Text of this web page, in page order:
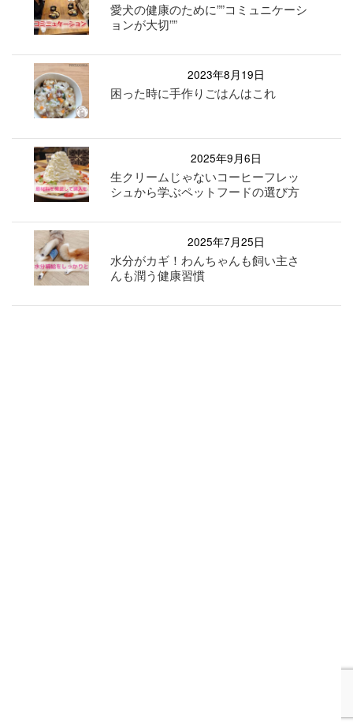
愛犬の健康のために””コミュニケーシ
ョンが大切””
2023年8月19日
困った時に手作りごはんはこれ
2025年9月6日
生クリームじゃないコーヒーフレッ
シュから学ぶペットフードの選び方
2025年7月25日
水分がカギ！わんちゃんも飼い主さ
んも潤う健康習慣